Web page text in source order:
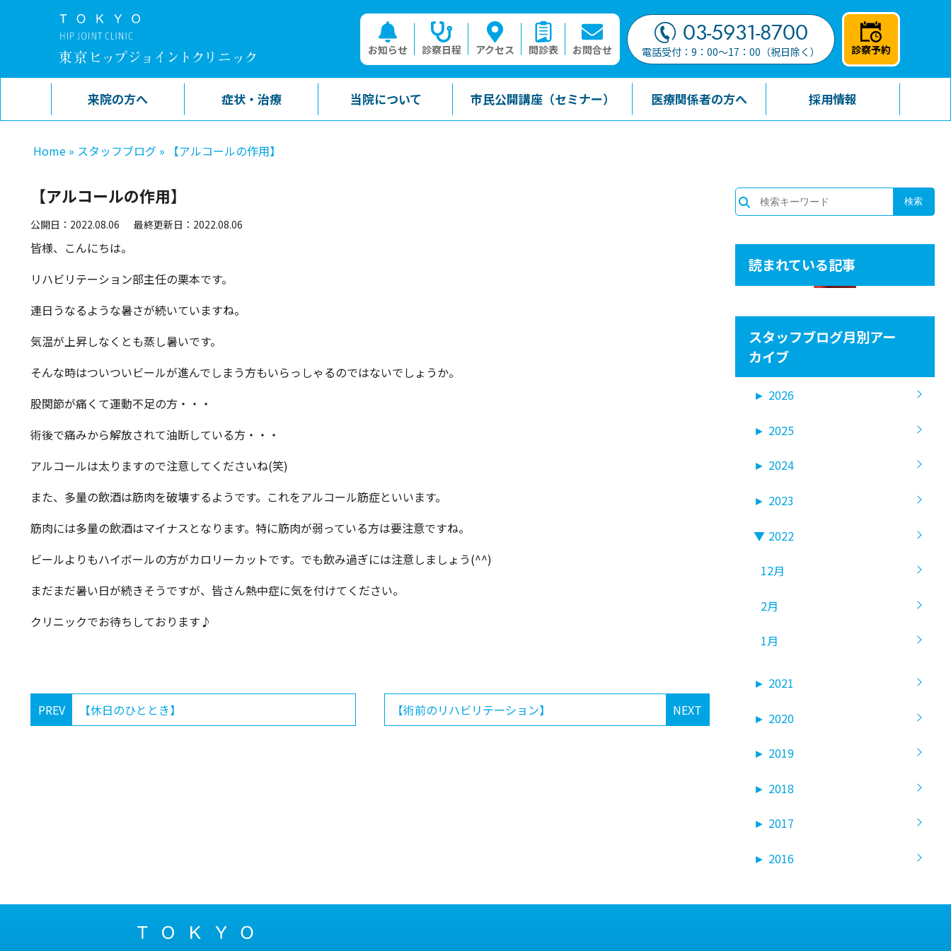
03-5931-8700
電話受付：9：00～17：00（祝日除く） 診察予約
お知らせ 診察日程 アクセス 問診表 お問合せ
来院の方へ 症状・治療 当院について 市民公開講座（セミナー） 医療関係者の方へ 採用情報
Home » スタッフブログ » 【アルコールの作用】
【アルコールの作用】
公開日：2022.08.06 最終更新日：2022.08.06
皆様、こんにちは。
リハビリテーション部主任の栗本です。
連日うなるような暑さが続いていますね。
気温が上昇しなくとも蒸し暑いです。
そんな時はついついビールが進んでしまう方もいらっしゃるのではないでしょうか。
股関節が痛くて運動不足の方・・・
術後で痛みから解放されて油断している方・・・
アルコールは太りますので注意してくださいね(笑)
また、多量の飲酒は筋肉を破壊するようです。これをアルコール筋症といいます。
筋肉には多量の飲酒はマイナスとなります。特に筋肉が弱っている方は要注意ですね。
ビールよりもハイボールの方がカロリーカットです。でも飲み過ぎには注意しましょう(^^)
まだまだ暑い日が続きそうですが、皆さん熱中症に気を付けてください。
クリニックでお待ちしております♪
PREV 【休日のひととき】 NEXT
【術前のリハビリテーション】
読まれている記事
スタッフブログ月別アー
カイブ
► 2026
► 2025
► 2024
► 2023
▼ 2022
12月
2月
1月
► 2021
► 2020
► 2019
► 2018
► 2017
► 2016